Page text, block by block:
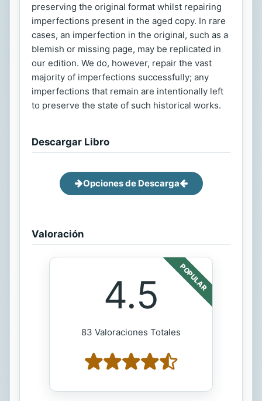
preserving the original format whilst repairing
imperfections present in the aged copy. In rare
cases, an imperfection in the original, such as a
blemish or missing page, may be replicated in
our edition. We do, however, repair the vast
majority of imperfections successfully; any
imperfections that remain are intentionally left
to preserve the state of such historical works.
Descargar Libro
Opciones de Descarga
Valoración
POPULAR
4.5
83 Valoraciones Totales